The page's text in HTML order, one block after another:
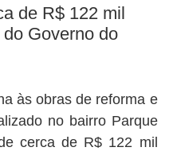
de R$ 122 mil
Governo do
às obras de reforma e
no bairro Parque
cerca de R$ 122 mil